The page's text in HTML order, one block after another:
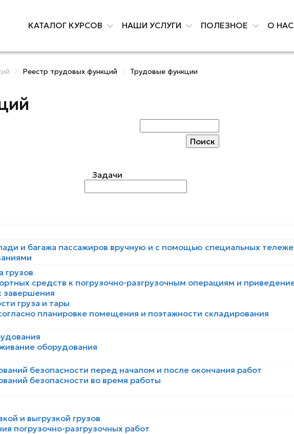
КАТАЛОГ КУРСОВ НАШИ УСЛУГИ ПОЛЕЗНОЕ О НАС
Реестр трудовых функций Трудовые функции
Задачи
и багажа пассажиров вручную и с помощью специальных
грузов
средств к погрузочно-разгрузочным операциям и
завершения
груза и тары
планировке помещения и поэтажности складирования
оборудования
безопасности перед началом и после окончания работ
безопасности во время работы
и выгрузкой грузов
погрузочно-разгрузочных работ